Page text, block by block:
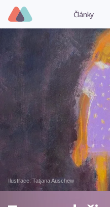
Články
Ilustrace:Tatjana Auschew